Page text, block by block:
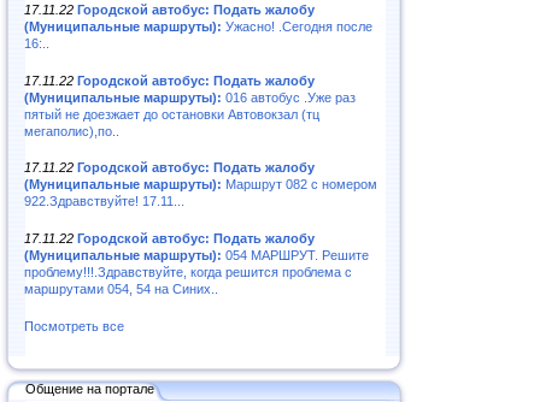
17.11.22 Городской автобус: Подать жалобу
(Муниципальные маршруты): Ужасно! .Сегодня после
16:..
17.11.22 Городской автобус: Подать жалобу
(Муниципальные маршруты): 016 автобус .Уже раз
пятый не доезжает до остановки Автовокзал (тц
мегаполис),по..
17.11.22 Городской автобус: Подать жалобу
(Муниципальные маршруты): Маршрут 082 с номером
922.Здравствуйте! 17.11...
17.11.22 Городской автобус: Подать жалобу
(Муниципальные маршруты): 054 МАРШРУТ. Решите
проблему!!!.Здравствуйте, когда решится проблема с
маршрутами 054, 54 на Синих..
Посмотреть все
Общение на портале